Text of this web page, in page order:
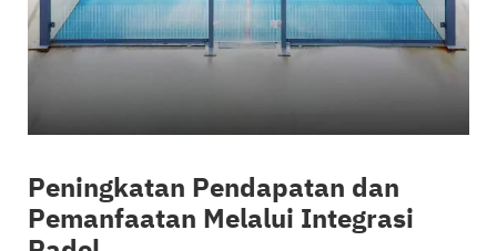
Peningkatan Pendapatan dan
Pemanfaatan Melalui Integrasi